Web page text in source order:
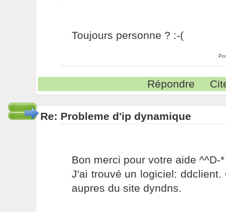
Toujours personne ? :-(
Répondre
Re: Probleme d'ip dynamique
Bon merci pour votre aide ^^D-*
J'ai trouvé un logiciel:
aupres du site dyndns.